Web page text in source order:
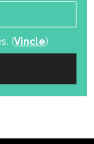
(Vincle)